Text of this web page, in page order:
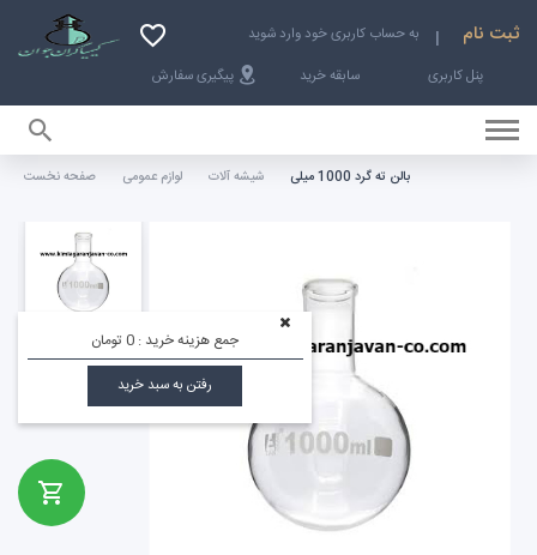
ثبت نام
به حساب کاربری خود وارد شوید
پنل کاربری
سابقه خرید پیگیری سفارش
جمع هزینه خرید :
رفتن به سبد خرید
صفحه نخست صفحه نخست لوازم عمومی شیشه آلات بالن ته گرد 1000 میلی